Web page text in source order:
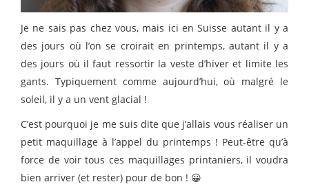
Je ne sais pas chez vous, mais ici en Suisse autant il y a
des jours où l’on se croirait en printemps, autant il y a
des jours où il faut ressortir la veste d’hiver et limite les
gants. Typiquement comme aujourd’hui, où malgré le
soleil, il y a un vent glacial !
C’est pourquoi je me suis dite que j’allais vous réaliser un
petit maquillage à l’appel du printemps ! Peut-être qu’à
force de voir tous ces maquillages printaniers, il voudra
bien arriver (et rester) pour de bon ! 😀